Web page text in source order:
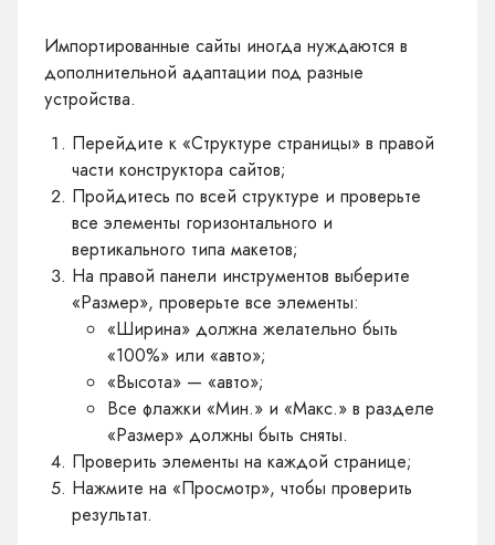
Импортированные сайты иногда нуждаются в
дополнительной адаптации под разные
устройства.
Перейдите к «Структуре страницы» в правой
части конструктора сайтов;
Пройдитесь по всей структуре и проверьте
все элементы горизонтального и
вертикального типа макетов;
На правой панели инструментов выберите
«Размер», проверьте все элементы:
«Ширина» должна желательно быть
«100%» или «авто»;
«Высота» — «авто»;
Все флажки «Мин.» и «Макс.» в разделе
«Размер» должны быть сняты.
Проверить элементы на каждой странице;
Нажмите на «Просмотр», чтобы проверить
результат.